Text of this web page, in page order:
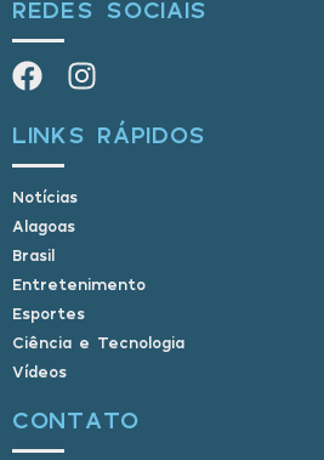
REDES SOCIAIS
LINKS RÁPIDOS
Notícias
Alagoas
Brasil
Entretenimento
Esportes
Ciência e Tecnologia
Vídeos
CONTATO